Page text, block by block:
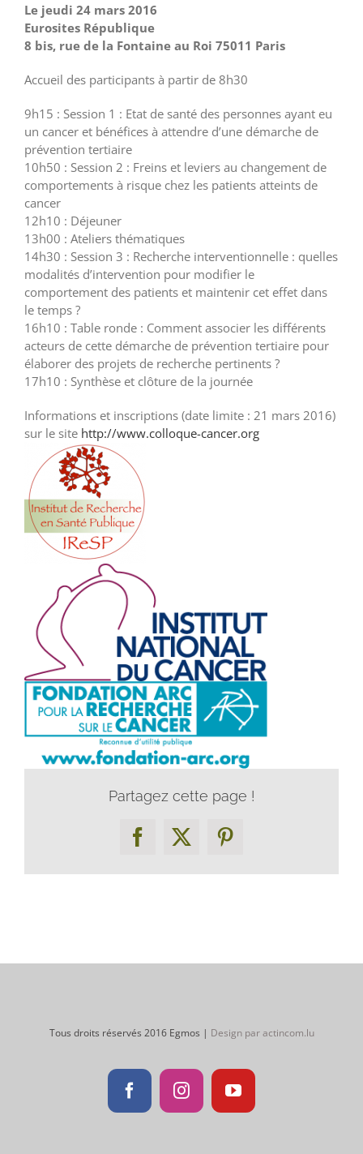
Le jeudi 24 mars 2016
Eurosites République
8 bis, rue de la Fontaine au Roi 75011 Paris
Accueil des participants à partir de 8h30
9h15 : Session 1 : Etat de santé des personnes ayant eu
un cancer et bénéfices à attendre d’une démarche de
prévention tertiaire
10h50 : Session 2 : Freins et leviers au changement de
comportements à risque chez les patients atteints de
cancer
12h10 : Déjeuner
13h00 : Ateliers thématiques
14h30 : Session 3 : Recherche interventionnelle : quelles
modalités d’intervention pour modifier le
comportement des patients et maintenir cet effet dans
le temps ?
16h10 : Table ronde : Comment associer les différents
acteurs de cette démarche de prévention tertiaire pour
élaborer des projets de recherche pertinents ?
17h10 : Synthèse et clôture de la journée
Informations et inscriptions (date limite : 21 mars 2016)
sur le site http://www.colloque-cancer.org
Partagez cette page !
Facebook
X Pinterest
Tous droits réservés 2016 Egmos | Design par actincom.lu
FacebookInstagramYouTube